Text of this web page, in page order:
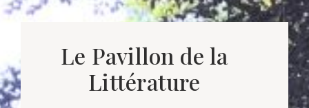
Le Pavillon de la
Littérature